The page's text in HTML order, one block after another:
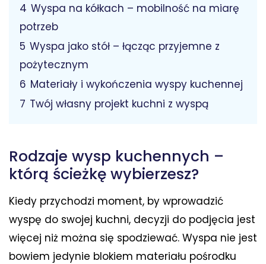
4 Wyspa na kółkach – mobilność na miarę
potrzeb
5 Wyspa jako stół – łącząc przyjemne z
pożytecznym
6 Materiały i wykończenia wyspy kuchennej
7 Twój własny projekt kuchni z wyspą
Rodzaje wysp kuchennych –
którą ścieżkę wybierzesz?
Kiedy przychodzi moment, by wprowadzić
wyspę do swojej kuchni, decyzji do podjęcia jest
więcej niż można się spodziewać. Wyspa nie jest
bowiem jedynie blokiem materiału pośrodku